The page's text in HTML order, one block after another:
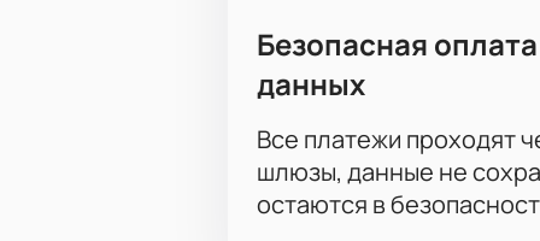
Безопасная
данных
Все платежи проходят
шлюзы, данные не
остаются в